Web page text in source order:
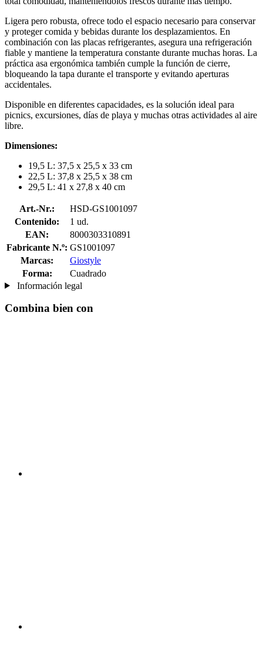
Ligera pero robusta, ofrece todo el espacio necesario para conservar
y proteger comida y bebidas durante los desplazamientos. En
combinación con las placas refrigerantes, asegura una refrigeración
fiable y mantiene la temperatura constante durante muchas horas. La
práctica asa ergonómica también cumple la función de cierre,
bloqueando la tapa durante el transporte y evitando aperturas
accidentales.
Disponible en diferentes capacidades, es la solución ideal para
picnics, excursiones, días de playa y muchas otras actividades al aire
libre.
Dimensiones:
19,5 L: 37,5 x 25,5 x 33 cm
22,5 L: 37,8 x 25,5 x 38 cm
29,5 L: 41 x 27,8 x 40 cm
Art.-Nr.:
HSD-GS1001097
Contenido:
1 ud.
EAN:
8000303310891
Fabricante N.º: GS1001097
Marcas:
Giostyle
Forma:
Cuadrado
Información legal
Combina bien con